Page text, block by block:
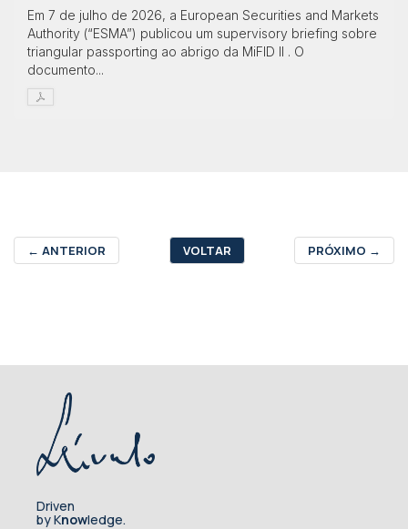
Em 7 de julho de 2026, a European Securities and Markets
Authority (“ESMA”) publicou um supervisory briefing sobre
triangular passporting ao abrigo da MiFID II . O
documento...
← ANTERIOR VOLTAR PRÓXIMO →
Driven
by Knowledge.